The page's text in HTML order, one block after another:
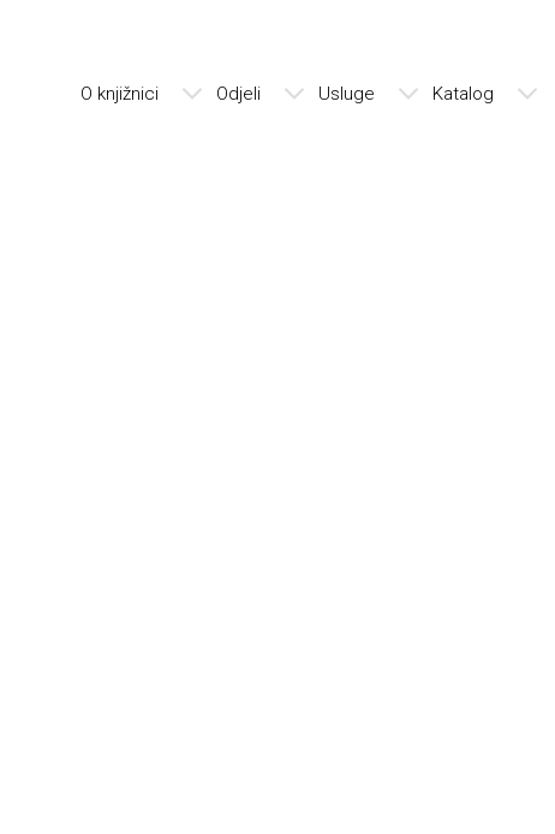
O knjižnici Odjeli Usluge Katalog